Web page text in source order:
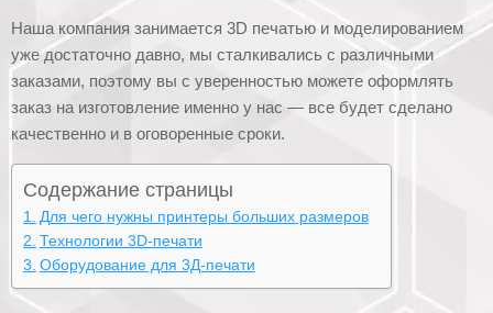
Наша компания занимается 3D печатью и моделированием
уже достаточно давно, мы сталкивались с различными
заказами, поэтому вы с уверенностью можете оформлять
заказ на изготовление именно у нас — все будет сделано
качественно и в оговоренные сроки.
Содержание страницы
Для чего нужны принтеры больших размеров
Технологии 3D-печати
Оборудование для 3Д-печати